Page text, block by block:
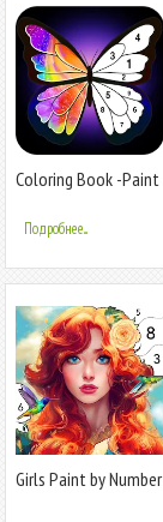
Coloring Book -Paint
Подробнее...
Girls Paint by Number